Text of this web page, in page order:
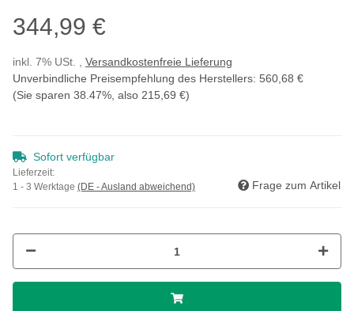
344,99 €
inkl. 7% USt. , Versandkostenfreie Lieferung
Unverbindliche Preisempfehlung des Herstellers: 560,68 €
(Sie sparen 38.47% , also 215,69 €)
Sofort verfügbar
Lieferzeit:
1 - 3 Werktage (DE - Ausland abweichend) Frage zum Artikel